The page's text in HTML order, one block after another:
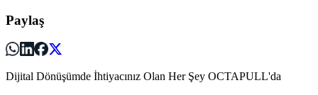
Paylaş
Dijital Dönüşümde İhtiyacınız Olan Her Şey OCTAPULL'da